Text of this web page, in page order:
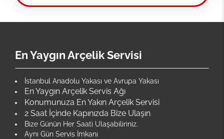
En Yaygın Arçelik Servisi
İstanbul Anadolu Yakası ve Avrupa Yakası
En Yaygın Arçelik Servis Ağı
Konumunuza En Yakın Arçelik Servisi
2 Saat İçinde Kapınızda Bize Ulaşın
Bize Günün Her Saati Ulaşabiliriniz.
Aynı Gün Servis İmkanı